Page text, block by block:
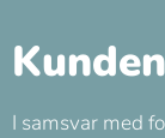
I samsvar med